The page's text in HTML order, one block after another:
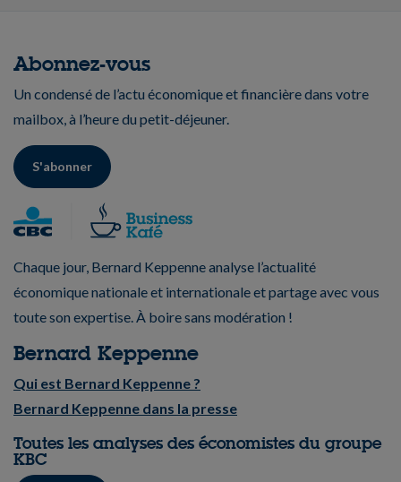
Abonnez-vous
Un condensé de l’actu économique et financière dans votre
mailbox, à l’heure du petit-déjeuner.
S'abonner
Chaque jour, Bernard Keppenne analyse l’actualité
économique nationale et internationale et partage avec vous
toute son expertise. À boire sans modération !
Bernard Keppenne
Qui est Bernard Keppenne ?
Bernard Keppenne dans la presse
Toutes les analyses des économistes du groupe
KBC